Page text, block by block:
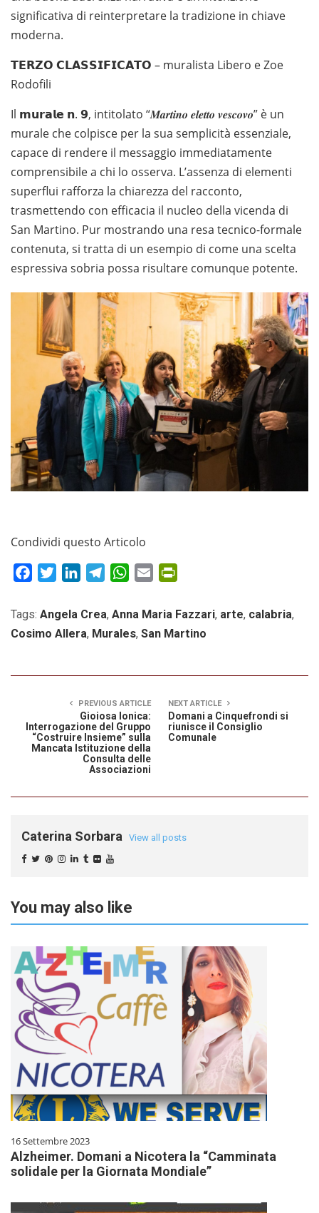
significativa di reinterpretare la tradizione in chiave
moderna.
𝗧𝗘𝗥𝗭𝗢 𝗖𝗟𝗔𝗦𝗦𝗜𝗙𝗜𝗖𝗔𝗧𝗢 – muralista Libero e Zoe
Rodofili
Il 𝗺𝘂𝗿𝗮𝗹𝗲 𝗻. 𝟵, intitolato “𝑴𝒂𝒓𝒕𝒊𝒏𝒐 𝒆𝒍𝒆𝒕𝒕𝒐 𝒗𝒆𝒔𝒄𝒐𝒗𝒐” è un
murale che colpisce per la sua semplicità essenziale,
capace di rendere il messaggio immediatamente
comprensibile a chi lo osserva. L’assenza di elementi
superflui rafforza la chiarezza del racconto,
trasmettendo con efficacia il nucleo della vicenda di
San Martino. Pur mostrando una resa tecnico-formale
contenuta, si tratta di un esempio di come una scelta
espressiva sobria possa risultare comunque potente.
Condividi questo Articolo
FacebookTwitterLinkedInTelegramWhatsApp
Email
Tags: Angela Crea, Anna Maria Fazzari, arte, calabria,
Cosimo Allera, Murales, San Martino
PREVIOUS ARTICLE
Gioiosa Ionica:
Interrogazione del Gruppo
“Costruire Insieme” sulla
Mancata Istituzione della
Consulta delle
Associazioni
NEXT ARTICLE
Domani a Cinquefrondi si
riunisce il Consiglio
Comunale
Caterina Sorbara View all posts
You may also like
16 Settembre 2023
Alzheimer. Domani a Nicotera la “Camminata
solidale per la Giornata Mondiale”